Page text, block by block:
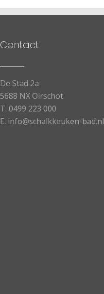
Contact
De Stad 2a
5688 NX Oirschot
T. 0499 223 000
E. info@schalkkeuken-bad.nl